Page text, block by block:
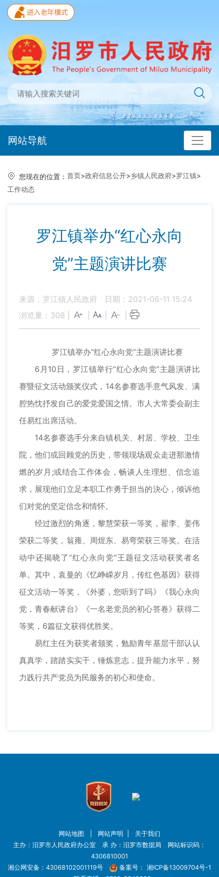
网站导航
您现在的位置： 首页>政府信息公开>乡镇人民政府>罗江镇>
工作动态
罗江镇举办“红心永向
党”主题演讲比赛
来源：罗江镇人民政府
日期：2021-06-11 15:24
浏览量： 308
罗江镇举办“红心永向党”主题演讲比赛
6月10日，罗江镇举行“红心永向党”主题演讲比
赛暨征文活动颁奖仪式，14名参赛选手意气风发、满
腔热忱抒发自己的爱党爱国之情。市人大常委会副主
任易红出席活动。
14名参赛选手分来自镇机关、村居、学校、卫生
院，他们或回顾党的历史，带领现场观众走进那激情
燃的岁月;或结合工作体会，畅谈人生理想、信念追
求，展现他们立足本职工作勇于担当的決心，倾诉他
们对党的坚定信念和情怀。
经过激烈的角逐，黎慧荣获一等奖，翟李、姜伟
荣获二等奖，翁雍、周煜东、易弯荣获三等奖。在活
动中还揭晓了“红心永向党”王题征文活动获奖者名
单。其中，袁曼的《忆峥嵘岁月，传红色基因》获得
征文活动一等奖，《外婆，您听到了吗》《我心永向
党，青春献讲台》《一名老党员的初心答卷》获得二
等奖，6篇征文获得优胜奖。
易红主任为获奖者颁奖，勉励青年基层干部认认
真真学，踏踏实实干，锤炼意志，提升能力水平，努
力践行共产党员为民服务的初心和使命。
网站地图 网站声明
关于我们
主办：汨罗市人民政府办公室 承 办：汨罗市数据局 网站标识码：
4306810001
湘公网安备：43068102001119号
备案号： 湘ICP备13009704号-1